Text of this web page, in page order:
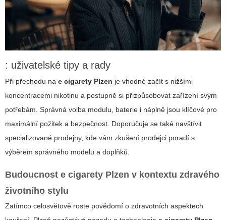
: uživatelské tipy a rady
Při přechodu na e cigarety Plzen je vhodné začít s nižšími
koncentracemi nikotinu a postupně si přizpůsobovat zařízení svým
potřebám. Správná volba modulu, baterie i náplně jsou klíčové pro
maximální požitek a bezpečnost. Doporučuje se také navštívit
specializované prodejny, kde vám zkušení prodejci poradí s
výběrem správného modelu a doplňků.
Budoucnost e cigarety Plzen v kontextu zdravého
životního stylu
Zatímco celosvětově roste povědomí o zdravotních aspektech